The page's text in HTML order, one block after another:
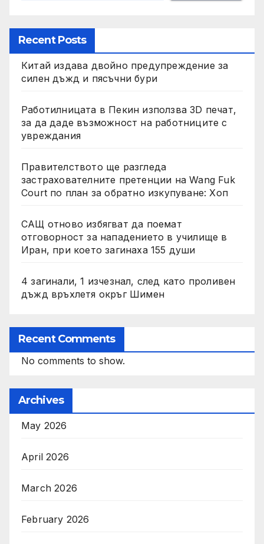
Recent Posts
Китай издава двойно предупреждение за
силен дъжд и пясъчни бури
Работилницата в Пекин използва 3D печат,
за да даде възможност на работниците с
увреждания
Правителството ще разгледа
застрахователните претенции на Wang Fuk
Court по план за обратно изкупуване: Хоп
САЩ отново избягват да поемат
отговорност за нападението в училище в
Иран, при което загинаха 155 души
4 загинали, 1 изчезнал, след като проливен
дъжд връхлетя окръг Шимен
Recent Comments
No comments to show.
Archives
May 2026
April 2026
March 2026
February 2026